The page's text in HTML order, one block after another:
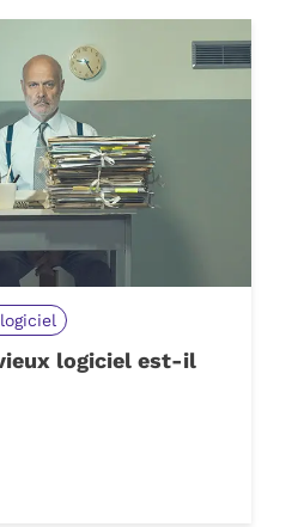
logiciel est-il